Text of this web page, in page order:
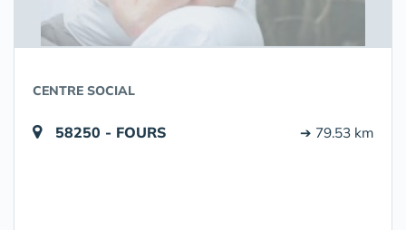
CENTRE SOCIAL
58250 - FOURS ➔ 79.53 km